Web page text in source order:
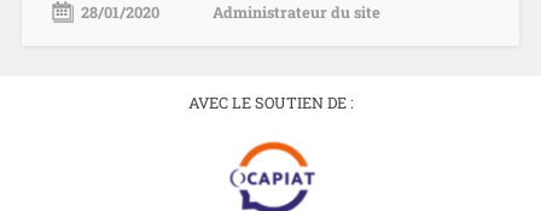
28/01/2020 Administrateur du site
AVEC LE SOUTIEN DE :